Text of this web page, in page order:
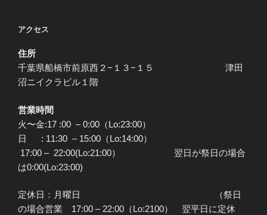
ン
アクセス
住所
千葉県船橋市前原西２−１３−１５ 津田
沼ニイクラビル１階
営業時間
火〜金:17 :00 – 0:00（Lo:23:00）
日 : 11:30 – 15:00（Lo:14:00）
17:00 – 22:00(Lo:21:00） 翌日が祭日の場合
は0:00(Lo:23:00)
定休日：月曜日 （祭日
の場合営業 17:00 – 22:00（Lo:2100） 翌平日に定休